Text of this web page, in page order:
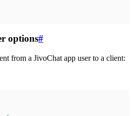
options#
from a JivoChat app user to a client: